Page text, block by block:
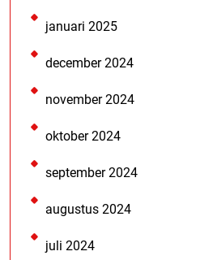
januari 2025
december 2024
november 2024
oktober 2024
september 2024
augustus 2024
juli 2024